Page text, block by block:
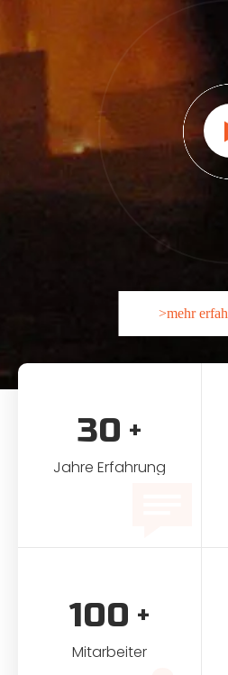
>mehr
30 +
Jahre Erfahrung
100 +
Mitarbeiter